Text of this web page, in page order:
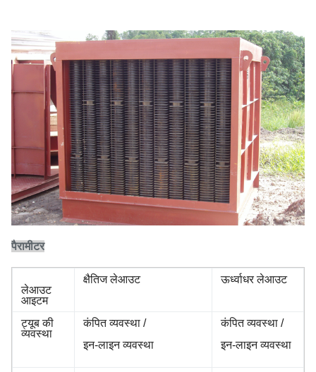
पैरामीटर
लेआउट
आइटम
क्षैतिज लेआउट ऊर्ध्वाधर लेआउट
ट्यूब की
व्यवस्था
कंपित व्यवस्था /
इन-लाइन व्यवस्था
कंपित व्यवस्था /
इन-लाइन व्यवस्था